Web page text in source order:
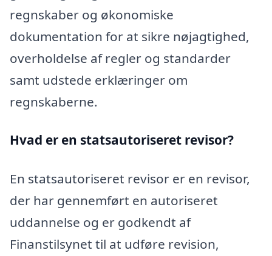
regnskaber og økonomiske
dokumentation for at sikre nøjagtighed,
overholdelse af regler og standarder
samt udstede erklæringer om
regnskaberne.
Hvad er en statsautoriseret revisor?
En statsautoriseret revisor er en revisor,
der har gennemført en autoriseret
uddannelse og er godkendt af
Finanstilsynet til at udføre revision,